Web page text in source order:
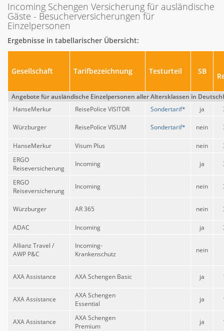
Incoming Schengen Versicherung für ausländische
Gäste - Besucherversicherungen für
Einzelpersonen
Ergebnisse in tabellarischer Übersicht:
Gesellschaft Tarifbezeichnung Testurteil SB
Angebote für ausländische Einzelpersonen aller Altersklassen in
HanseMerkur
ReisePolice VISITOR Sondertarif* ja
Würzburger ReisePolice VISUM Sondertarif* nein
HanseMerkur Visum Plus nein
ERGO
Reiseversicherung
Incoming ja
ERGO
Reiseversicherung
Incoming nein
Würzburger AR 365 nein
ADAC Incoming ja
Allianz Travel /
AWP P&C
Incoming-
Krankenschutz
nein
AXA Assistance AXA Schengen Basic ja
AXA Assistance
AXA Schengen
Essential
ja
AXA Assistance
AXA Schengen
Premium
ja